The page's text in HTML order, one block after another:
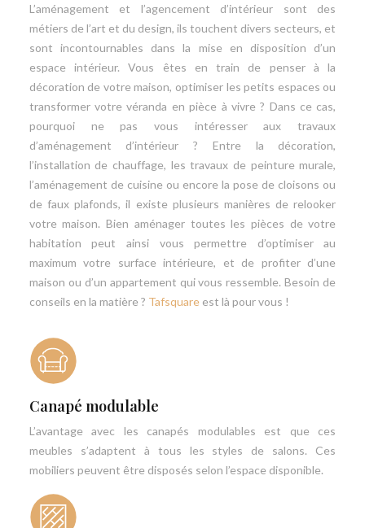
L’aménagement et l’agencement d’intérieur sont des
métiers de l’art et du design, ils touchent divers secteurs, et
sont incontournables dans la mise en disposition d’un
espace intérieur. Vous êtes en train de penser à la
décoration de votre maison, optimiser les petits espaces ou
transformer votre véranda en pièce à vivre ? Dans ce cas,
pourquoi ne pas vous intéresser aux travaux
d’aménagement d’intérieur ? Entre la décoration,
l’installation de chauffage, les travaux de peinture murale,
l’aménagement de cuisine ou encore la pose de cloisons ou
de faux plafonds, il existe plusieurs manières de relooker
votre maison. Bien aménager toutes les pièces de votre
habitation peut ainsi vous permettre d’optimiser au
maximum votre surface intérieure, et de profiter d’une
maison ou d’un appartement qui vous ressemble. Besoin de
conseils en la matière ? Tafsquareest là pour vous !
Canapé modulable
L’avantage avec les canapés modulables est que ces
meubles s’adaptent à tous les styles de salons. Ces
mobiliers peuvent être disposés selon l’espace disponible.